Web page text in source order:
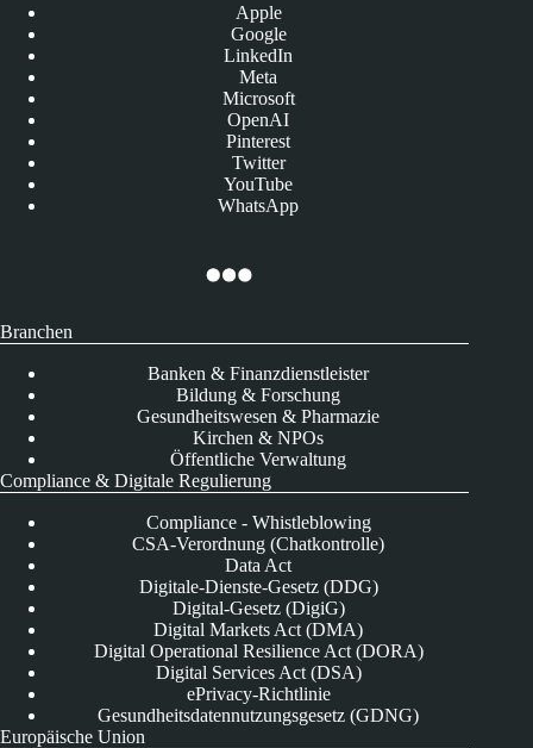
Apple
Google
LinkedIn
Meta
Microsoft
OpenAI
Pinterest
Twitter
YouTube
WhatsApp
Branchen
Banken & Finanzdienstleister
Bildung & Forschung
Gesundheitswesen & Pharmazie
Kirchen & NPOs
Öffentliche Verwaltung
Compliance & Digitale Regulierung
Compliance - Whistleblowing
CSA-Verordnung (Chatkontrolle)
Data Act
Digitale-Dienste-Gesetz (DDG)
Digital-Gesetz (DigiG)
Digital Markets Act (DMA)
Digital Operational Resilience Act (DORA)
Digital Services Act (DSA)
ePrivacy-Richtlinie
Gesundheitsdatennutzungsgesetz (GDNG)
Europäische Union